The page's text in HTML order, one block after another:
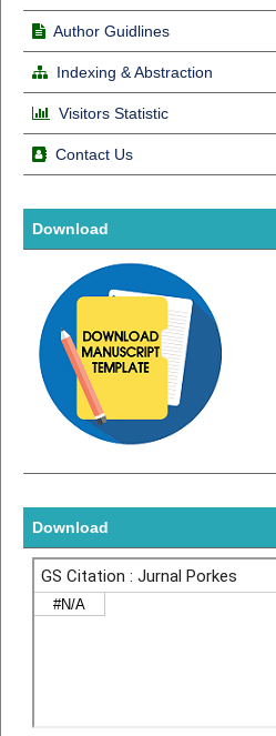
Author Guidlines
Indexing & Abstraction
Visitors Statistic
Contact Us
Download
Download